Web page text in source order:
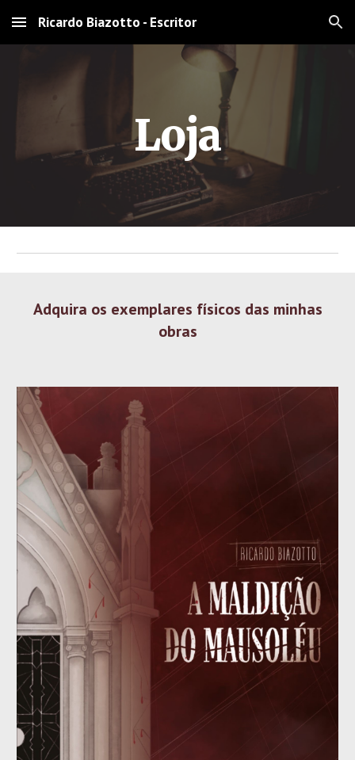
Skip to main content Skip to navigation
Ricardo Biazotto - Escritor
Loja
Adquira os exemplares físicos das minhas
obras